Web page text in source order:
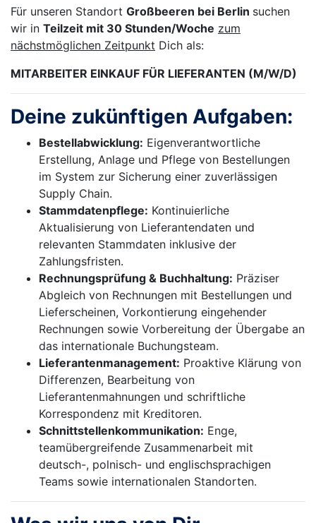
Für unseren Standort Großbeeren bei Berlin suchen
wir in Teilzeit mit 30 Stunden/Woche zum
nächstmöglichen Zeitpunkt Dich als:
MITARBEITER EINKAUF FÜR LIEFERANTEN (M/W/D)
Deine zukünftigen Aufgaben:
Bestellabwicklung: Eigenverantwortliche
Erstellung, Anlage und Pflege von Bestellungen
im System zur Sicherung einer zuverlässigen
Supply Chain.
Stammdatenpflege: Kontinuierliche
Aktualisierung von Lieferantendaten und
relevanten Stammdaten inklusive der
Zahlungsfristen.
Rechnungsprüfung & Buchhaltung: Präziser
Abgleich von Rechnungen mit Bestellungen und
Lieferscheinen, Vorkontierung eingehender
Rechnungen sowie Vorbereitung der Übergabe an
das internationale Buchungsteam.
Lieferantenmanagement: Proaktive Klärung von
Differenzen, Bearbeitung von
Lieferantenmahnungen und schriftliche
Korrespondenz mit Kreditoren.
Schnittstellenkommunikation: Enge,
teamübergreifende Zusammenarbeit mit
deutsch-, polnisch- und englischsprachigen
Teams sowie internationalen Standorten.